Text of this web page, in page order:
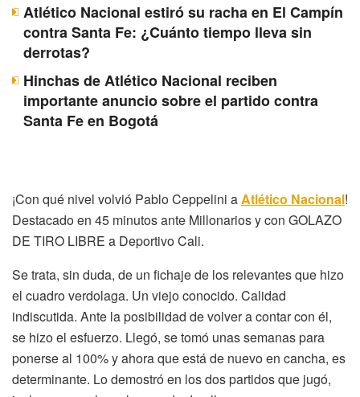
Atlético Nacional estiró su racha en El Campín
contra Santa Fe: ¿Cuánto tiempo lleva sin
derrotas?
Hinchas de Atlético Nacional reciben
importante anuncio sobre el partido contra
Santa Fe en Bogotá
¡Con qué nivel volvió Pablo Ceppelini a Atlético Nacional!
Destacado en 45 minutos ante Millonarios y con GOLAZO
DE TIRO LIBRE a Deportivo Cali.
Se trata, sin duda, de un fichaje de los relevantes que hizo
el cuadro verdolaga. Un viejo conocido. Calidad
indiscutida. Ante la posibilidad de volver a contar con él,
se hizo el esfuerzo. Llegó, se tomó unas semanas para
ponerse al 100% y ahora que está de nuevo en cancha, es
determinante. Lo demostró en los dos partidos que jugó,